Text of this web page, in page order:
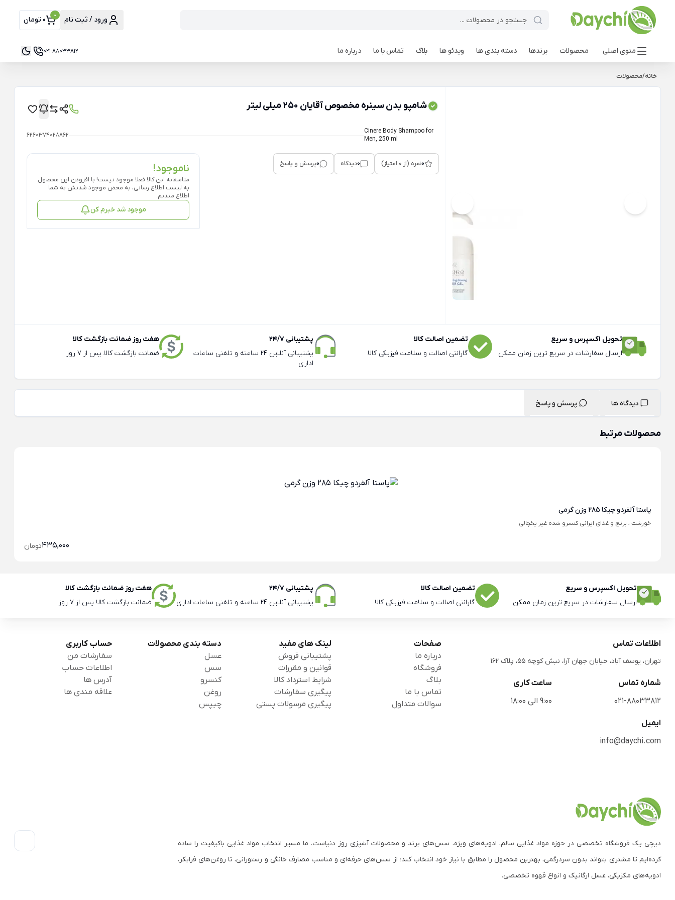
ورود / ثبت نام 0 0 تومان
منوی اصلی محصولات برندها دسته بندی ها ویدئو ها بلاگ تماس با ما درباره ما 021-88033812
خانه/محصولات
شامپو بدن سینره مخصوص آقایان 250 میلی لیتر
Cinere Body Shampoo for
Men, 250 ml
6260374028862
0نمره (از 0 امتیاز) 0دیدگاه 0پرسش و پاسخ ناموجود!
متاسفانه این کالا فعلا موجود نیست! با افزودن این محصول
به لیست اطلاع رسانی، به محض موجود شدنش به شما
اطلاع میدیم.
موجود شد خبرم کن
تحویل اکسپرس و سریع
ارسال سفارشات در سریع ترین زمان ممکن
تضمین اصالت کالا
گارانتی اصالت و سلامت فیزیکی کالا
پشتیبانی 24/7
پشتیبانی آنلاین 24 ساعته و تلفنی ساعات
اداری
هفت روز ضمانت بازگشت کالا
ضمانت بازگشت کالا پس از 7 روز
دیدگاه ها پرسش و پاسخ
محصولات مرتبط
پاستا آلفردو چیکا 285 وزن گرمی
خورشت ، برنج و غذای ایرانی کنسرو شده غیر یخچالی
435,000تومان
تحویل اکسپرس و سریع
ارسال سفارشات در سریع ترین زمان ممکن
تضمین اصالت کالا
گارانتی اصالت و سلامت فیزیکی کالا
پشتیبانی 24/7
پشتیبانی آنلاین 24 ساعته و تلفنی ساعات اداری
هفت روز ضمانت بازگشت کالا
ضمانت بازگشت کالا پس از 7 روز
اطلاعات تماس
تهران، یوسف آباد، خیابان جهان آرا، نبش کوچه 55، پلاک 162
شماره تماس
021-88033812
ساعت کاری
9:00 الی 18:00
ایمیل
info@daychi.com
صفحات
درباره ما
فروشگاه
بلاگ
تماس با ما
سوالات متداول
لینک های مفید
پشتیبانی فروش
قوانین و مقررات
شرایط استرداد کالا
پیگیری سفارشات
پیگیری مرسولات پستی
دسته بندی محصولات
عسل
سس
کنسرو
روغن
چیپس
حساب کاربری
سفارشات من
اطلاعات حساب
آدرس ها
علاقه مندی ها
دیچی یک فروشگاه تخصصی در حوزه مواد غذایی سالم، ادویه‌های ویژه، سس‌های برند و محصولات آشپزی روز دنیاست. ما مسیر انتخاب مواد غذایی باکیفیت را ساده
کرده‌ایم تا مشتری بتواند بدون سردرگمی، بهترین محصول را مطابق با نیاز خود انتخاب کند؛ از سس‌های حرفه‌ای و مناسب مصارف خانگی و رستورانی، تا روغن‌های فرابکر،
ادویه‌های مکزیکی، عسل ارگانیک و انواع قهوه تخصصی.